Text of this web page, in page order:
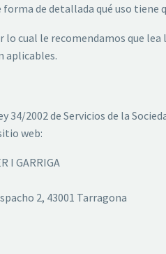
de detallada qué uso tiene
cual le recomendamos que
aplicables.
34/2002 de Servicios de la
web:
I GARRIGA
2, 43001 Tarragona